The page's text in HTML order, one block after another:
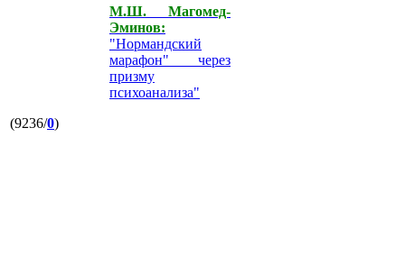
М.Ш. Магомед-
Эминов:
"Нормандский
марафон" через
призму
психоанализа"
(9236/0)